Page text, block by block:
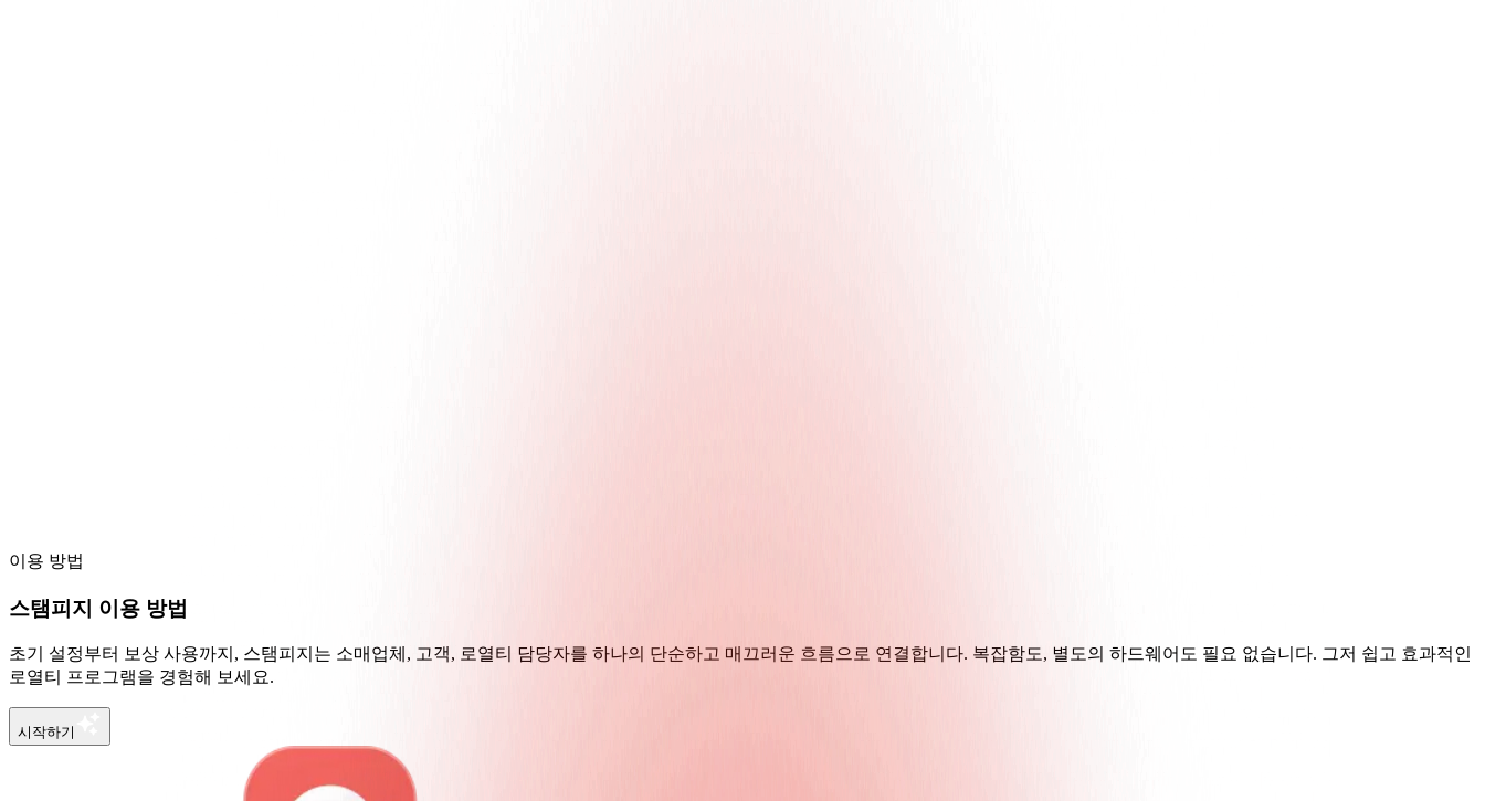
이용 방법
스탬피지 이용 방법
초기 설정부터 보상 사용까지, 스탬피지는 소매업체, 고객, 로열티 담당자를 하나의 단순하고 매끄러운 흐름으로 연결합니다. 복잡함도, 별도의 하드웨어도 필요 없습니다. 그저 쉽고 효과적인
로열티 프로그램을 경험해 보세요.
시작하기